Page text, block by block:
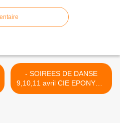
- SOIREES DE DANSE
9,10,11 avril CIE EPONYME
ORLEANS Maison des arts